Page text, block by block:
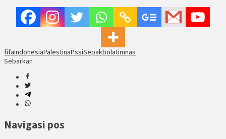
fifaIndonesiaPalestinaPssiSepakbolatimnas
Sebarkan
Navigasi pos